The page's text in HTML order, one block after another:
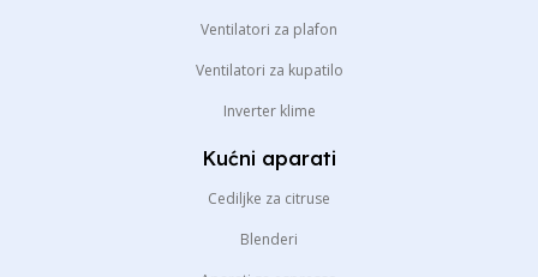
Ventilatori za plafon
Ventilatori za kupatilo
Inverter klime
Kućni aparati
Cediljke za citruse
Blenderi